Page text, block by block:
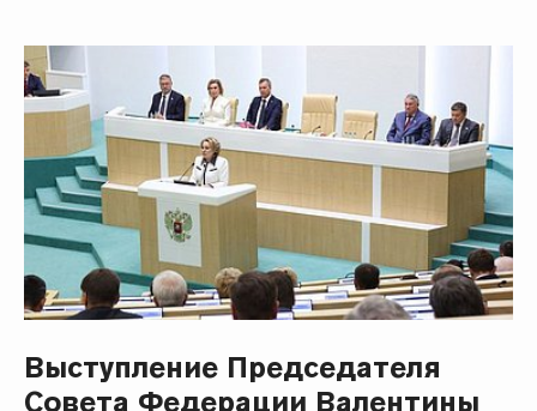
Выступление Председателя
Совета Федерации Валентины